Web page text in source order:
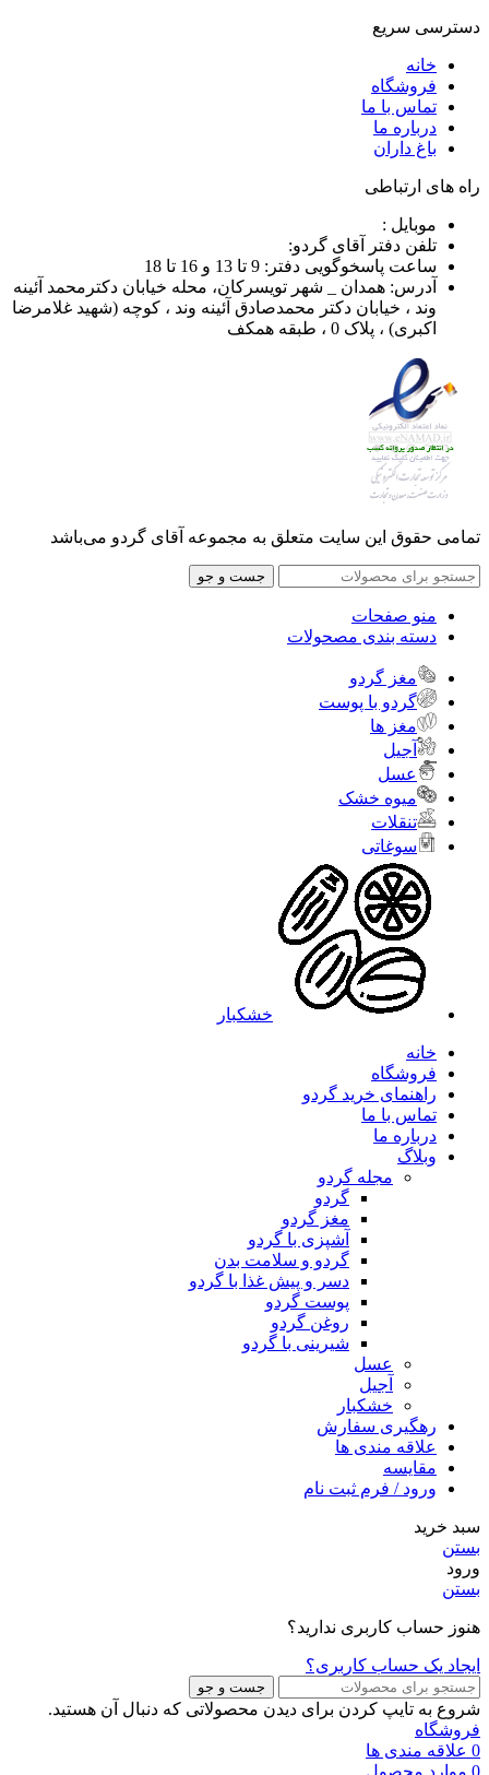
دسترسی سریع
خانه
فروشگاه
تماس با ما
درباره ما
باغ داران
راه های ارتباطی
موبایل :
تلفن دفتر آقای گردو:
ساعت پاسخوگویی دفتر: 9 تا 13 و 16 تا 18
آدرس: همدان _ شهر تویسرکان، محله خیابان دکترمحمد آئینه
وند ، خیابان دکتر محمدصادق آئینه وند ، کوچه (شهید غلامرضا
اکبری) ، پلاک 0 ، طبقه همکف
تمامی حقوق این سایت متعلق به مجموعه آقای گردو می‌باشد
جست و جو
منو صفحات
دسته بندی مصحولات
مغز گردو
گردو با پوست
مغز ها
آجیل
عسل
میوه خشک
تنقلات
سوغاتی
خشکبار
خانه
فروشگاه
راهنمای خرید گردو
تماس با ما
درباره ما
وبلاگ
مجله گردو
گردو
مغز گردو
آشپزی با گردو
گردو و سلامت بدن
دسر و پیش غذا با گردو
پوست گردو
روغن گردو
شیرینی با گردو
عسل
آجیل
خشکبار
رهگیری سفارش
علاقه مندی ها
مقایسه
ورود / فرم ثبت نام
سبد خرید
بستن
ورود
بستن
هنوز حساب کاربری ندارید؟
ایجاد یک حساب کاربری؟
جست و جو
شروع به تایپ کردن برای دیدن محصولاتی که دنبال آن هستید.
فروشگاه
0 علاقه مندی ها
0 موارد محصول